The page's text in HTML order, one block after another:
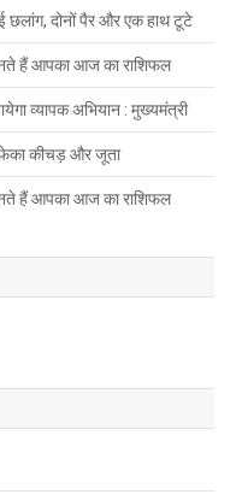
छलांग, दोनों पैर और एक हाथ टूटे
हैं आपका आज का राशिफल
व्यापक अभियान : मुख्यमंत्री
फेका कीचड़ और जूता
हैं आपका आज का राशिफल